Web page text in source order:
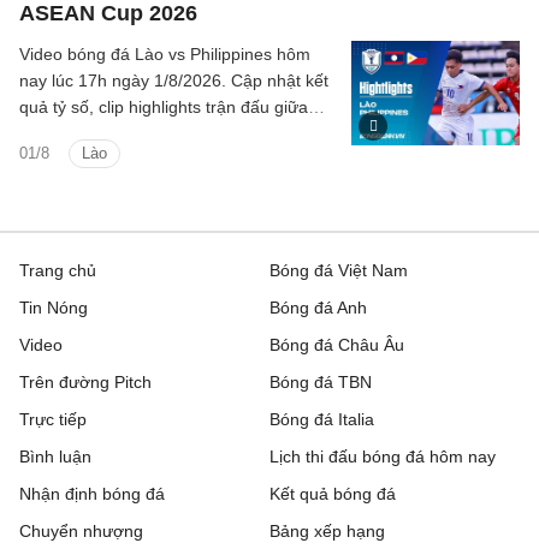
ASEAN Cup 2026
01/8 Lào
Video bóng đá Lào vs Philippines hôm
nay lúc 17h ngày 1/8/2026. Cập nhật kết
quả tỷ số, clip highlights trận đấu giữa
2026).
Trang chủ
Tin Nóng
Video
Trên đường Pitch
Trực tiếp
Bóng đá Việt Nam
Bóng đá Anh
Bóng đá Châu Âu
Bóng đá TBN
Bóng đá Italia
Bình luận
Nhận định bóng đá
Chuyển nhượng
Lịch thi đấu bóng đá hôm nay
Kết quả bóng đá
Bảng xếp hạng